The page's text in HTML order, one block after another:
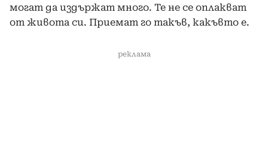
могат да издържат много. Те не се оплакват
от живота си. Приемат го такъв, какъвто е.
реклама